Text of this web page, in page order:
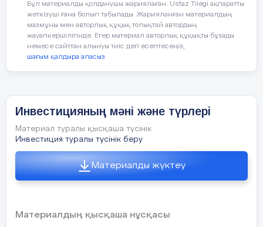
болатынына үміт артамыз.
Мектеп директоры Г.У. Габдрахманова
Класс жетекші Р.Б.Жансугирова
Бұл материалды қолданушы жариялаған. Ustaz Tilegi ақпаратты
жеткізуші ғана болып табылады. Жарияланған материалдың
мазмұны мен авторлық құқық толықтай автордың
жауапкершілігінде. Егер материал авторлық құқықты бұзады
немесе сайттан алынуы тиіс деп есептесеңіз,
шағым қалдыра аласыз
Инвестицияның мәні және түрлері
Материал туралы қысқаша түсінік
Инвестиция туралы түсінік беру
Материалды жүктеу
Материалдың қысқаша нұсқасы